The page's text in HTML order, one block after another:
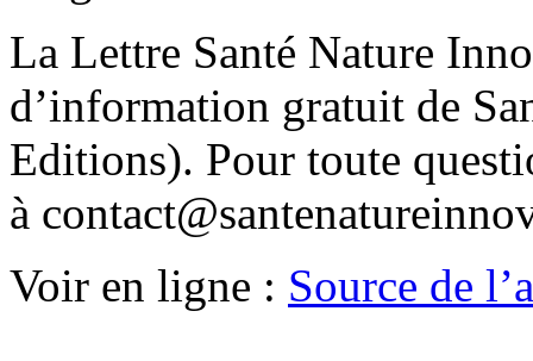
La Lettre Santé Nature
d’information gratuit de
Editions). Pour toute
à
Voir en ligne : Source de